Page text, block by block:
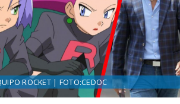
ROCKET | FOTO:CEDOC